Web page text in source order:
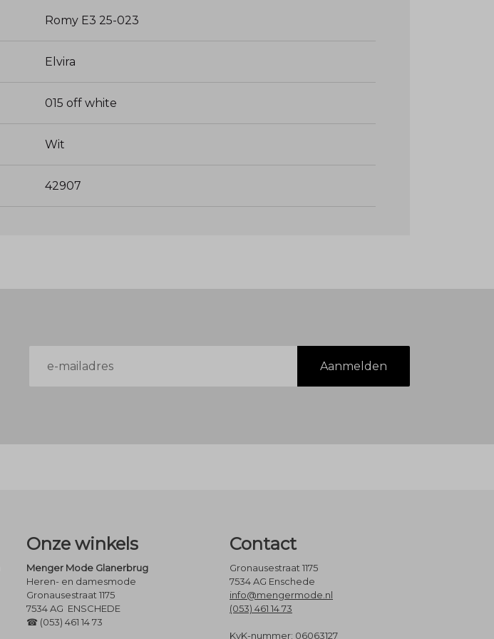
Romy E3 25-023
Elvira
015 off white
Wit
42907
mailadres
Aanmelden
Onze winkels
Menger Mode Glanerbrug
Heren- en damesmode
Gronausestraat 1175
7534 AG ENSCHEDE
☎ (053) 461 14 73
Contact
Gronausestraat 1175
7534 AG Enschede
info@mengermode.nl
(053) 461 14 73
KvK-nummer: 06063127